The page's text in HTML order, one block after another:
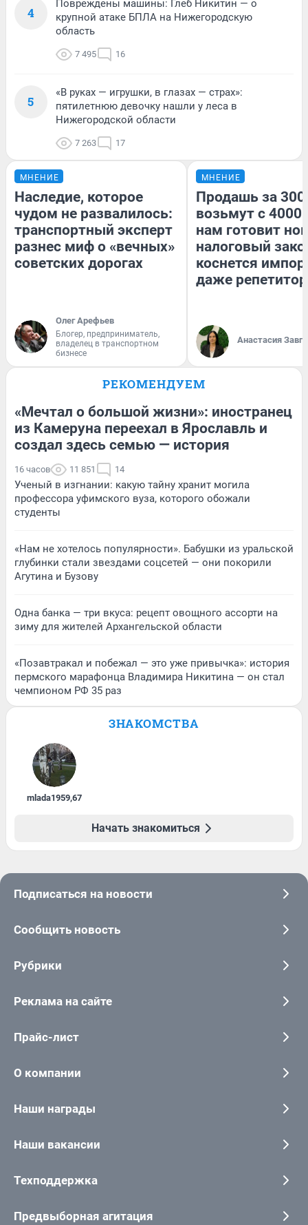
4
Повреждены машины: Глеб Никитин — о
крупной атаке БПЛА на Нижегородскую
область
7 495 16
5
«В руках — игрушки, в глазах — страх»:
пятилетнюю девочку нашли у леса в
Нижегородской области
7 263 17
МНЕНИЕ
Наследие, которое
чудом не развалилось:
транспортный эксперт
разнес миф о «вечных»
советских дорогах
Олег Арефьев
Блогер, предприниматель,
владелец в транспортном
бизнесе
МНЕНИЕ
Продашь за
возьмут с
нам готовит
налоговый
коснется
даже
Анастасия
РЕКОМЕНДУЕМ
«Мечтал о большой жизни»: иностранец
из Камеруна переехал в Ярославль и
создал здесь семью — история
16 часов 11 851 14
Ученый в изгнании: какую тайну хранит могила
профессора уфимского вуза, которого обожали
студенты
«Нам не хотелось популярности». Бабушки из уральской
глубинки стали звездами соцсетей — они покорили
Агутина и Бузову
Одна банка — три вкуса: рецепт овощного ассорти на
зиму для жителей Архангельской области
«Позавтракал и побежал — это уже привычка»: история
пермского марафонца Владимира Никитина — он стал
чемпионом РФ 35 раз
ЗНАКОМСТВА
mlada1959,67
Начать знакомиться
Подписаться на новости
Сообщить новость
Рубрики
Реклама на сайте
Прайс-лист
О компании
Наши награды
Наши вакансии
Техподдержка
Предвыборная агитация